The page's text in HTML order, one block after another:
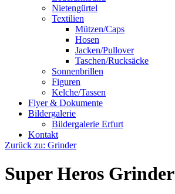
Nietengürtel
Textilien
Mützen/Caps
Hosen
Jacken/Pullover
Taschen/Rucksäcke
Sonnenbrillen
Figuren
Kelche/Tassen
Flyer & Dokumente
Bildergalerie
Bildergalerie Erfurt
Kontakt
Zurück zu: Grinder
Super Heros Grinder